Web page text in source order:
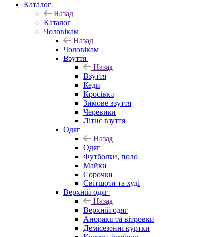
Каталог
Назад
Каталог
Чоловікам
Назад
Чоловікам
Взуття
Назад
Взуття
Кеди
Кросівки
Зимове взуття
Черевики
Літнє взуття
Одяг
Назад
Одяг
Футболки, поло
Майки
Сорочки
Світшоти та худі
Верхній одяг
Назад
Верхній одяг
Анораки та вітровки
Демісезонні куртки